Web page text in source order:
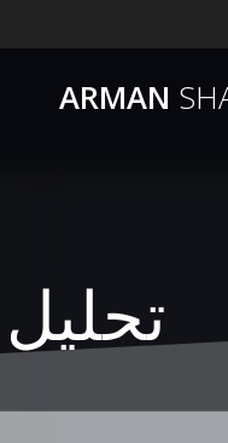
ARMAN
تحلیل